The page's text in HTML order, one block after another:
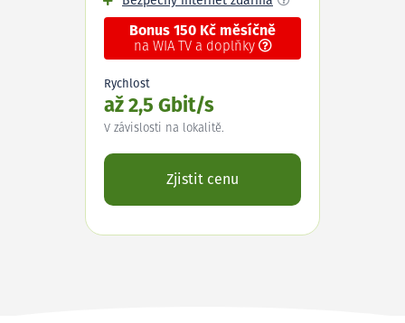
Bonus 150 Kč měsíčně
na WIA TV a doplňky
Rychlost
až 2,5 Gbit/s
V závislosti na lokalitě.
Zjistit cenu